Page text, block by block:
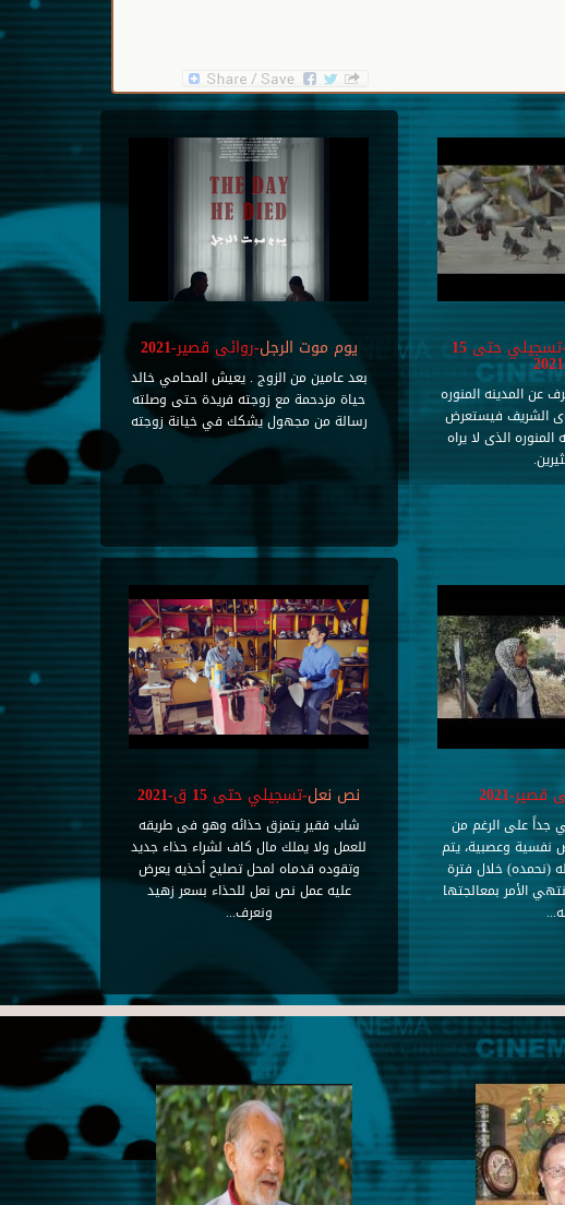
يوم موت الرجل-روائى قصير-2021
بعد عامين من الزوج . يعيش المحامي خالد
حياة مزدحمة مع زوجته فريدة حتى وصلته
رسالة من مجهول يشكك في خيانة زوجته
-تسجيلي حتى 15
عن المدينه المنوره
الشريف فيستعرض
المنوره الذى لا يراه
نص نعل-تسجيلي حتى 15 ق-2021
شاب فقير يتمزق حذائه وهو فى طريقه
للعمل ولا يملك مال كاف لشراء حذاء جديد
وتقوده قدماه لمحل تصليح أحذيه يعرض
عليه عمل نص نعل للحذاء بسعر زهيد
ونعرف...
2021
على الرغم من
نفسية وعصبية، يتم
(نحمده) خلال فترة
الأمر بمعالجتها